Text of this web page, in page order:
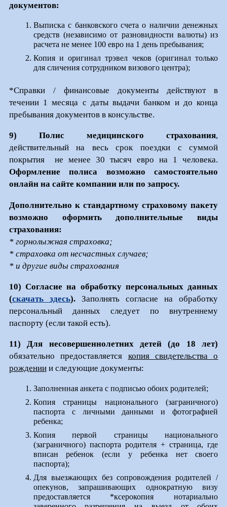
документов:
Выписка с банковского счета о наличии денежных
средств (независимо от разновидности валюты) из
расчета не менее 100 евро на 1 день пребывания;
Копия и оригинал трэвел чеков (оригинал только
для сличения сотрудником визового центра);
*Справки / финансовые документы действуют в
течении 1 месяца с даты выдачи банком и до конца
пребывания документов в консульстве.
9) Полис медицинского страхования,
действительный на весь срок поездки с суммой
покрытия не менее 30 тысяч евро на 1 человека.
Оформление полиса возможно самостоятельно
онлайн на сайте компании или по запросу.
Дополнительно к стандартному страховому пакету
возможно оформить дополнительные виды
страхования:
* горнолыжная страховка;
* страховка от несчастных случаев;
* и другие виды страхования
10) Согласие на обработку персональных данных
(скачать здесь).Заполнять согласие на обработку
персональный данных следует по внутреннему
паспорту (если такой есть).
11)Для несовершеннолетних детей (до 18 лет)
обязательно предоставляется копия свидетельства о
рождениии следующие документы:
Заполненная анкета с подписью обоих родителей;
Копия страницы национального (заграничного)
паспорта с личными данными и фотографией
ребенка;
Копия первой страницы национального
(заграничного) паспорта родителя + страница, где
вписан ребенок (если у ребенка нет своего
паспорта);
Для выезжающих без сопровождения родителей /
опекунов, запрашивающих однократную визу
предоставляется *ксерокопия нотариально